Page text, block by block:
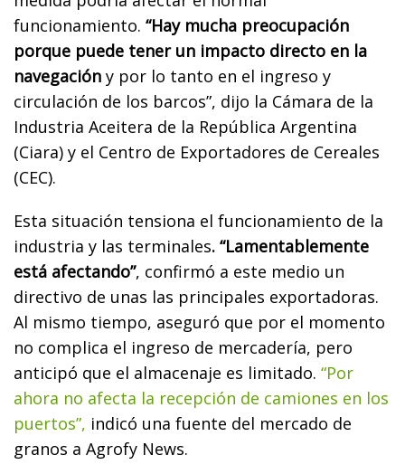
funcionamiento. “Hay mucha preocupación
porque puede tener un impacto directo en la
navegación y por lo tanto en el ingreso y
circulación de los barcos”, dijo la Cámara de la
Industria Aceitera de la República Argentina
(Ciara) y el Centro de Exportadores de Cereales
(CEC).
Esta situación tensiona el funcionamiento de la
industria y las terminales. “Lamentablemente
está afectando”, confirmó a este medio un
directivo de unas las principales exportadoras.
Al mismo tiempo, aseguró que por el momento
no complica el ingreso de mercadería, pero
anticipó que el almacenaje es limitado. “Por
ahora no afecta la recepción de camiones en los
puertos”, indicó una fuente del mercado de
granos a Agrofy News.